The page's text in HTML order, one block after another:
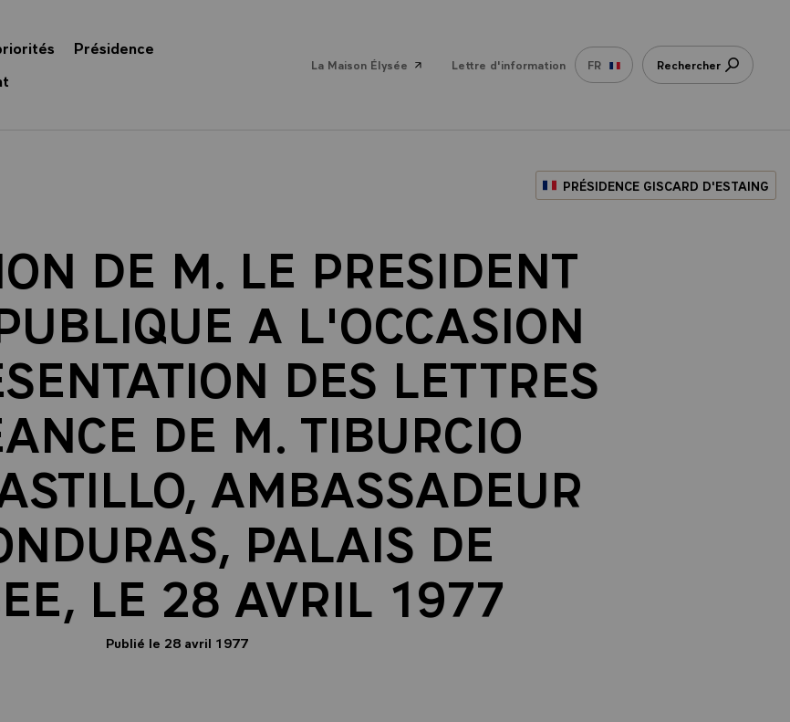
Présidence
La Maison Élysée Lettre d'information FR Rechercher
PRÉSIDENCE GISCARD D'ESTAING
DE M. LE PRESIDENT
A L'OCCASION
DES LETTRES
DE M. TIBURCIO
AMBASSADEUR
PALAIS DE
LE 28 AVRIL 1977
Publié le 28 avril 1977